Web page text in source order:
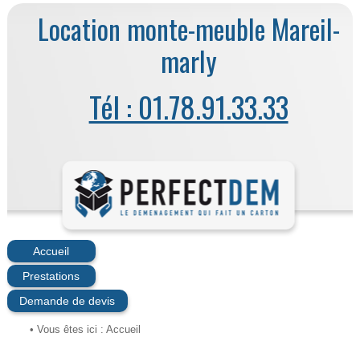
Location monte-meuble Mareil-
marly
Tél : 01.78.91.33.33
Accueil
Prestations
Demande de devis
• Vous êtes ici : Accueil